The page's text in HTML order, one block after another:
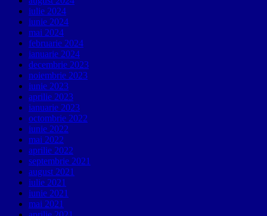
iulie 2024
iunie 2024
mai 2024
februarie 2024
ianuarie 2024
decembrie 2023
noiembrie 2023
iunie 2023
aprilie 2023
ianuarie 2023
octombrie 2022
iunie 2022
mai 2022
aprilie 2022
septembrie 2021
august 2021
iulie 2021
iunie 2021
mai 2021